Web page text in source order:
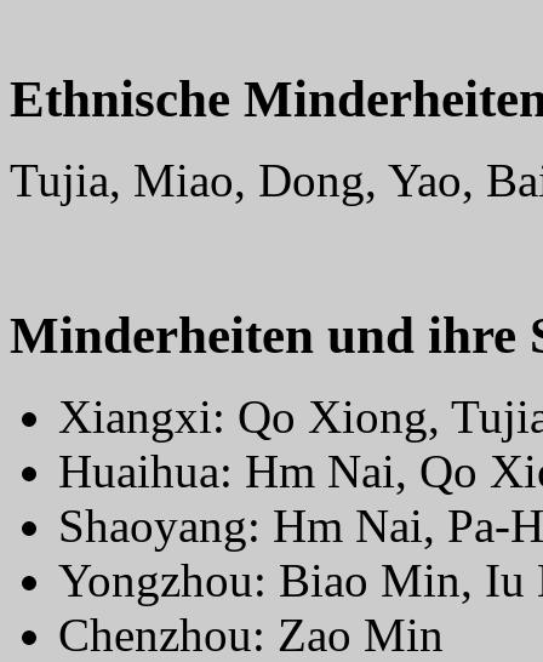
Ethnische
Tujia, Miao, Dong, Yao,
Minderheiten und ihre
Xiangxi: Qo Xiong,
Huaihua: Hm Nai, Qo
Shaoyang: Hm Nai, Pa-
Yongzhou: Biao Min, Iu
Chenzhou: Zao Min